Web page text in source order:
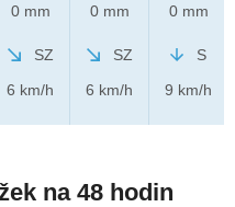
0 mm
SZ
6 km/h
0 mm
SZ
6 km/h
0 mm
S
9 km/h
na 48 hodin